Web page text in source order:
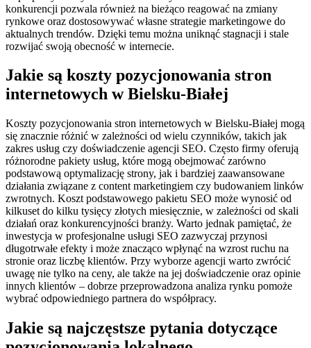
konkurencji pozwala również na bieżąco reagować na zmiany
rynkowe oraz dostosowywać własne strategie marketingowe do
aktualnych trendów. Dzięki temu można uniknąć stagnacji i stale
rozwijać swoją obecność w internecie.
Jakie są koszty pozycjonowania stron
internetowych w Bielsku-Białej
Koszty pozycjonowania stron internetowych w Bielsku-Białej mogą
się znacznie różnić w zależności od wielu czynników, takich jak
zakres usług czy doświadczenie agencji SEO. Często firmy oferują
różnorodne pakiety usług, które mogą obejmować zarówno
podstawową optymalizację strony, jak i bardziej zaawansowane
działania związane z content marketingiem czy budowaniem linków
zwrotnych. Koszt podstawowego pakietu SEO może wynosić od
kilkuset do kilku tysięcy złotych miesięcznie, w zależności od skali
działań oraz konkurencyjności branży. Warto jednak pamiętać, że
inwestycja w profesjonalne usługi SEO zazwyczaj przynosi
długotrwałe efekty i może znacząco wpłynąć na wzrost ruchu na
stronie oraz liczbę klientów. Przy wyborze agencji warto zwrócić
uwagę nie tylko na ceny, ale także na jej doświadczenie oraz opinie
innych klientów – dobrze przeprowadzona analiza rynku pomoże
wybrać odpowiedniego partnera do współpracy.
Jakie są najczęstsze pytania dotyczące